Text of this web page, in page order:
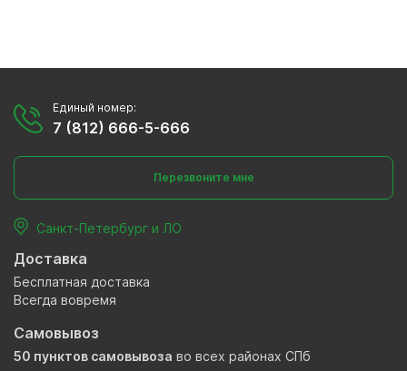
Единый номер:
7 (812) 666-5-666
Перезвоните мне
Санкт-Петербург и ЛО
Доставка
Бесплатная доставка
Всегда вовремя
Самовывоз
50 пунктов самовывоза во всех районах СПб